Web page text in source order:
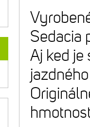
Sedacia
Aj ked